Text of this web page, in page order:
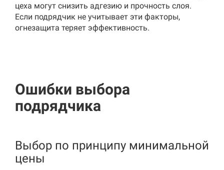
цеха могут снизить адгезию и прочность слоя.
Если подрядчик не учитывает эти факторы,
огнезащита теряет эффективность.
Ошибки выбора
подрядчика
Выбор по принципу минимальной
цены